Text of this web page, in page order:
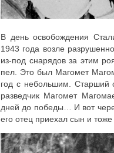
В день освобождения
1943 года возле
из-под снарядов за этим
пел. Это был Магомет
год с небольшим. Старший
разведчик Магомет
дней до победы… И вот
его отец приехал сын и